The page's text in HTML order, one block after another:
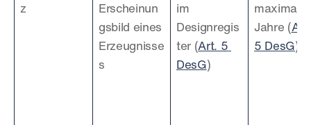
z
Erscheinun
gsbild eines
Erzeugnisse
s
im
Designregis
ter (Art. 5
DesG)
maximal
Jahre (Art.
5 DesG)